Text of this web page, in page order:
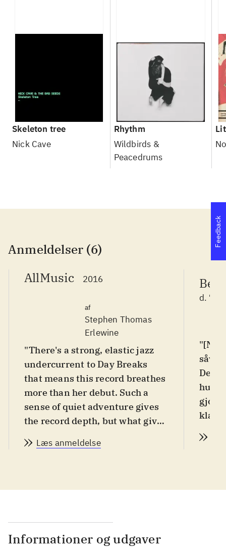
Skeleton tree
Nick Cave
Rhythm
Wildbirds &
Peacedrums
Anmeldelser (6)
AllMusic
2016
af
Stephen Thomas
Erlewine
"There's a strong, elastic jazz
undercurrent to Day Breaks
that means this record breathes
more than her debut. Such a
sense of quiet adventure gives
the record depth, but what gives
sculpted songs. Jones' originals
feel fresh. The former speak to
as a stylist, and the two
combine to turn Day Breaks
into a satisfying testament to
Læs anmeldelse
d. 7.
såvel
Det
hun
gjort
hun
Informationer og udgaver
Feedback